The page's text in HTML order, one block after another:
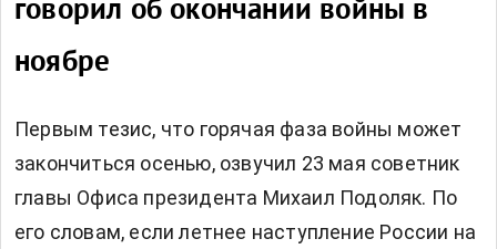
говорил об окончании войны в
ноябре
Первым тезис, что горячая фаза войны может
закончиться осенью, озвучил 23 мая советник
главы Офиса президента Михаил Подоляк. По
его словам, если летнее наступление России на